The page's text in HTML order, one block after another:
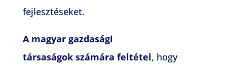
fejlesztéseket.
A magyar gazdasági
társaságok számára feltétel, hogy